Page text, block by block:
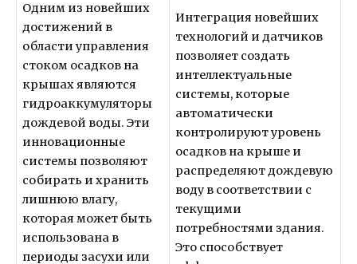
Одним из новейших
достижений в
области управления
стоком осадков на
крышах являются
гидроаккумуляторы
дождевой воды. Эти
инновационные
системы позволяют
собирать и хранить
лишнюю влагу,
которая может быть
использована в
периоды засухи или
Интеграция новейших
технологий и датчиков
позволяет создать
интеллектуальные
системы, которые
автоматически
контролируют уровень
осадков на крыше и
распределяют дождевую
воду в соответствии с
текущими
потребностями здания.
Это способствует